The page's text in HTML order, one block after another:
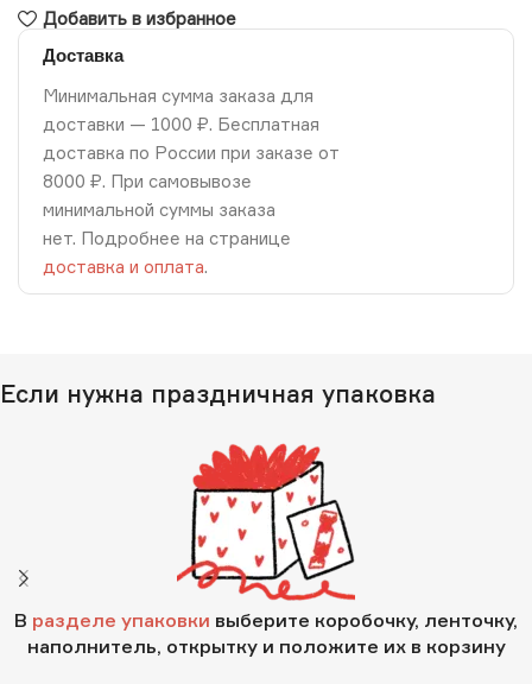
Добавить в избранное
Доставка
Минимальная сумма заказа для
доставки — 1000 ₽. Бесплатная
доставка по России при заказе от
8000 ₽. При самовывозе
минимальной суммы заказа
нет. Подробнее на странице
доставка и оплата.
Если нужна праздничная упаковка
В разделе упаковки выберите коробочку, ленточку,
наполнитель, открытку и положите их в корзину